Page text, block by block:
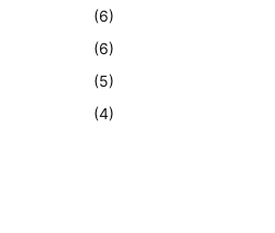
(6)
(6)
(5)
(4)